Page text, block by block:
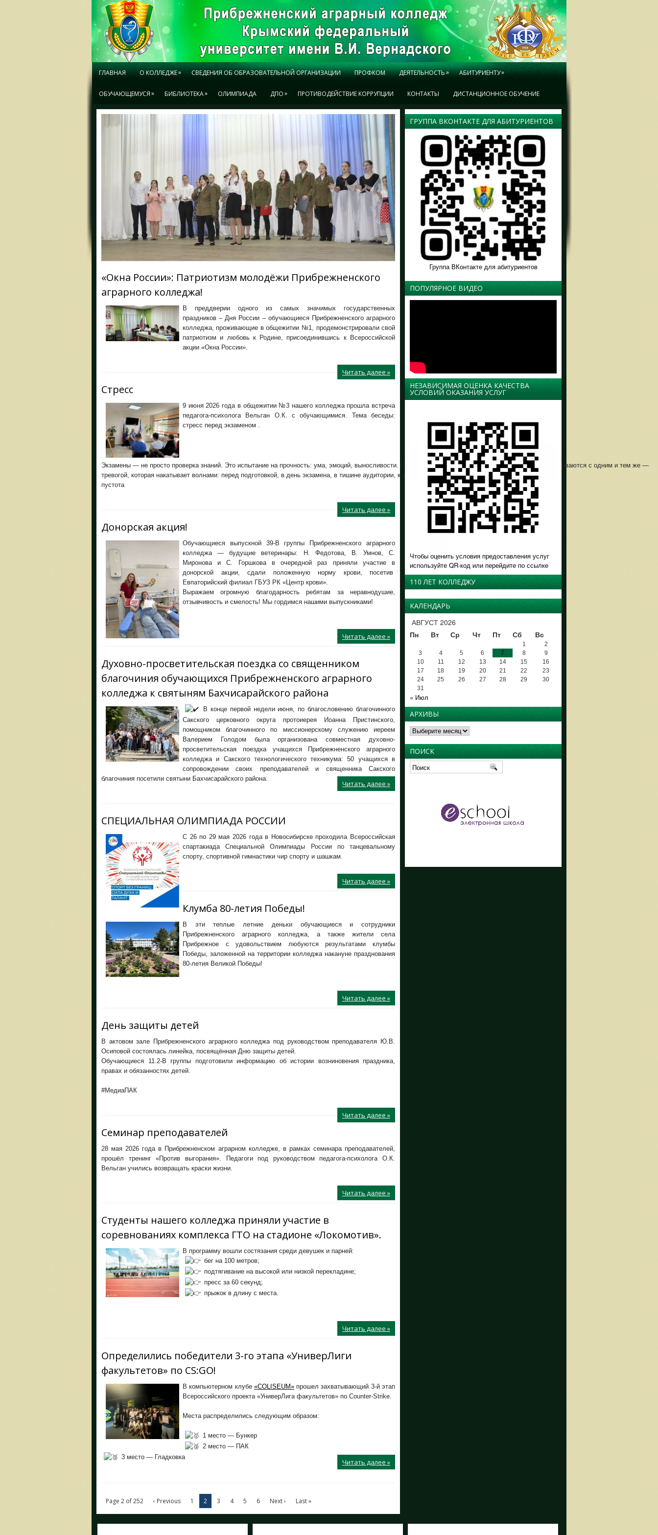
ГЛАВНАЯ О КОЛЛЕДЖЕ» СВЕДЕНИЯ ОБ ОБРАЗОВАТЕЛЬНОЙ ОРГАНИЗАЦИИ ПРОФКОМ ДЕЯТЕЛЬНОСТЬ» АБИТУРИЕНТУ»
ОБУЧАЮЩЕМУСЯ» БИБЛИОТЕКА» ОЛИМПИАДА ДПО» ПРОТИВОДЕЙСТВИЕ КОРРУПЦИИ КОНТАКТЫ ДИСТАНЦИОННОЕ ОБУЧЕНИЕ
«Окна России»: Патриотизм молодёжи Прибрежненского
аграрного колледжа!
В преддверии одного из самых значимых государственных
праздников – Дня России – обучающиеся Прибрежненского аграрного
колледжа, проживающие в общежитии №1, продемонстрировали свой
патриотизм и любовь к Родине, присоединившись к Всероссийской
акции «Окна России».
Читать далее »
Стресс
9 июня 2026 года в общежитии №3 нашего колледжа прошла встреча
педагога-психолога Вельган О.К. с обучающимися. Тема беседы:
стресс перед экзаменом .
Экзамены — не просто проверка знаний. Это испытание на прочность: ума, эмоций, выносливости. Каждый год миллионы школьников и студентов сталкиваются с одним и тем же —
тревогой, которая накатывает волнами: перед подготовкой, в день экзамена, в тишине аудитории, когда ручка дрожит в руке, а в голове —
пустота
Читать далее »
Донорская акция!
Обучающиеся выпускной 39-В группы Прибрежненского аграрного
колледжа — будущие ветеринары: Н. Федотова, В. Умнов, С.
Миронова и С. Горшкова в очередной раз приняли участие в
донорской акции, сдали положенную норму крови, посетив
Евпаторийский филиал ГБУЗ РК «Центр крови».
Выражаем огромную благодарность ребятам за неравнодушие,
отзывчивость и смелость! Мы гордимся нашими выпускниками!
Читать далее »
Духовно-просветительская поездка со священником
благочиния обучающихся Прибрежненского аграрного
колледжа к святыням Бахчисарайского района
В конце первой недели июня, по благословению благочинного
Сакского церковного округа протоиерея Иоанна Пристинского,
помощником благочинного по миссионерскому служению иереем
Валерием Голодом была организована совместная духовно-
просветительская поездка учащихся Прибрежненского аграрного
колледжа и Сакского технологического техникума: 50 учащихся в
сопровождении своих преподавателей и священника Сакского
благочиния посетили святыни Бахчисарайского района.
Читать далее »
СПЕЦИАЛЬНАЯ ОЛИМПИАДА РОССИИ
С 26 по 29 мая 2026 года в Новосибирске проходила Всероссийская
спартакиада Специальной Олимпиады России по танцевальному
спорту, спортивной гимнастики чир спорту и шашкам.
Читать далее »
Клумба 80-летия Победы!
В эти теплые летние деньки обучающиеся и сотрудники
Прибрежненского аграрного колледжа, а также жители села
Прибрежное с удовольствием любуются результатами клумбы
Победы, заложенной на территории колледжа накануне празднования
80-летия Великой Победы!
Читать далее »
День защиты детей
В актовом зале Прибрежненского аграрного колледжа под руководством преподавателя Ю.В.
Осиповой состоялась линейка, посвящённая Дню защиты детей.
Обучающиеся 11.2-В группы подготовили информацию об истории возниновения праздника,
правах и обязанностях детей.
#МедиаПАК
Читать далее »
Семинар преподавателей
28 мая 2026 года в Прибрежненском аграрном колледже, в рамках семинара преподавателей,
прошёл тренинг «Против выгорания». Педагоги под руководством педагога-психолога О.К.
Вельган учились возвращать краски жизни.
Читать далее »
Студенты нашего колледжа приняли участие в
соревнованиях комплекса ГТО на стадионе «Локомотив».
В программу вошли состязания среди девушек и парней:
бег на 100 метров;
подтягивание на высокой или низкой перекладине;
пресс за 60 секунд;
прыжок в длину с места.
Читать далее »
Определились победители 3-го этапа «УниверЛиги
факультетов» по CS:GO!
В компьютерном клубе «COLISEUM»прошел захватывающий 3-й этап
Всероссийского проекта «УниверЛига факультетов» по Counter-Strike.
Места распределились следующим образом:
1 место — Бункер
2 место — ПАК
3 место — Гладковка
Читать далее »
Page 2 of 252 ‹ Previous 1 2 3 4 5 6 Next › Last »
ГРУППА ВКОНТАКТЕ ДЛЯ АБИТУРИЕНТОВ
Группа ВКонтакте для абитуриентов
ПОПУЛЯРНОЕ ВИДЕО
НЕЗАВИСИМАЯ ОЦЕНКА КАЧЕСТВА
УСЛОВИЙ ОКАЗАНИЯ УСЛУГ
Чтобы оценить условия предоставления услуг
используйте QR-код или перейдите по ссылке
110 ЛЕТ КОЛЛЕДЖУ
КАЛЕНДАРЬ
АВГУСТ 2026
Пн
Вт Ср Чт Пт Сб Вс
1
2
3
4 5 6 7 8
9
10
11 12 13 14 15
16
17
18 19 20 21 22
23
24
25 26 27 28 29
30
31
« Июл
АРХИВЫ
Архивы
ПОИСК